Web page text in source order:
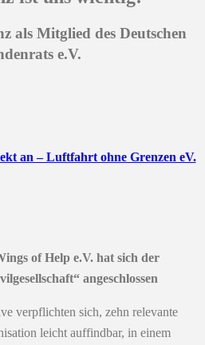
als Mitglied des Deutschen
e.V.
an – Luftfahrt ohne Grenzen eV.
of Help e.V. hat sich der
angeschlossen
verpflichten sich, zehn relevante
leicht auffindbar, in einem